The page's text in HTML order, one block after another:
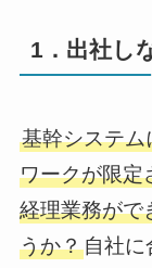
1．出社し
基幹システム
ワークが限定
経理業務がで
うか？自社に